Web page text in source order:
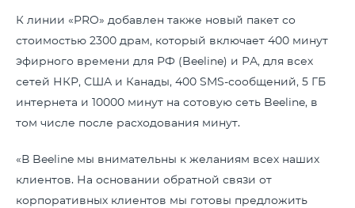
К линии «PRO» добавлен также новый пакет со
стоимостью 2300 драм, который включает 400 минут
эфирного времени для РФ (Beeline) и РА, для всех
сетей НКР, США и Канады, 400 SMS-сообщений, 5 ГБ
интернета и 10000 минут на сотовую сеть Beeline, в
том числе после расходования минут.
«В Beeline мы внимательны к желаниям всех наших
клиентов. На основании обратной связи от
корпоративных клиентов мы готовы предложить